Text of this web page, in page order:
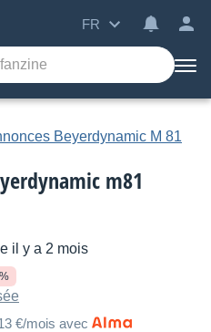
FR
Beyerdynamic M 81
m81
il y a 2 mois
€/mois avec